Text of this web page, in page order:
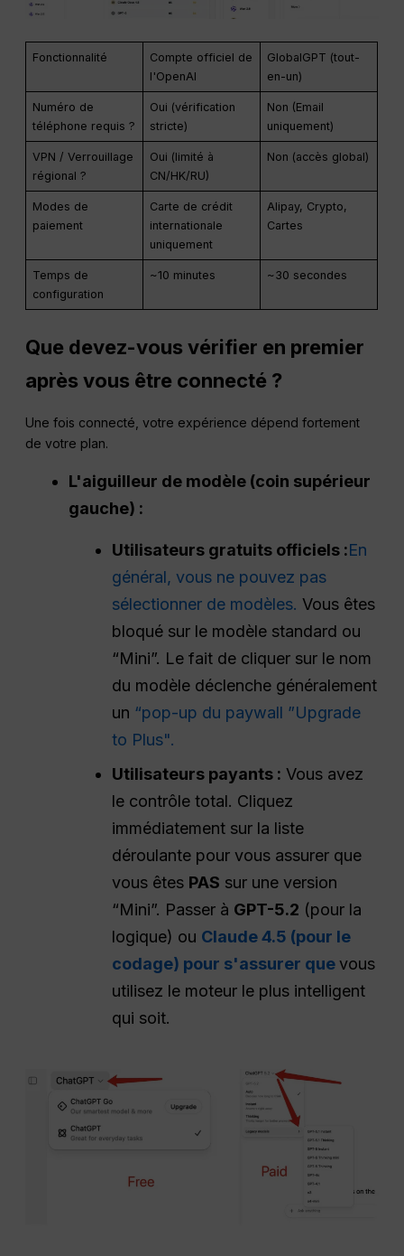
Fonctionnalité
Compte officiel de
l'OpenAI
GlobalGPT (tout-
en-un)
Numéro de
téléphone requis ?
Oui (vérification
stricte)
Non (Email
uniquement)
VPN / Verrouillage
régional ?
Oui (limité à
CN/HK/RU)
Non (accès global)
Modes de
paiement
Carte de crédit
internationale
uniquement
Alipay, Crypto,
Cartes
Temps de
configuration
~10 minutes ~30 secondes
Que devez-vous vérifier en premier
après vous être connecté ?
Une fois connecté, votre expérience dépend fortement
de votre plan.
L'aiguilleur de modèle (coin supérieur
gauche) :
Utilisateurs gratuits officiels :En
général, vous ne pouvez pas
sélectionner de modèles.Vous êtes
bloqué sur le modèle standard ou
“Mini”. Le fait de cliquer sur le nom
du modèle déclenche généralement
un “pop-up du paywall ”Upgrade
to Plus".
Utilisateurs payants : Vous avez
le contrôle total. Cliquez
immédiatement sur la liste
déroulante pour vous assurer que
vous êtes PAS sur une version
“Mini”. Passer à GPT-5.2 (pour la
logique) ou Claude 4.5 (pour le
codage) pour s'assurer quevous
utilisez le moteur le plus intelligent
qui soit.